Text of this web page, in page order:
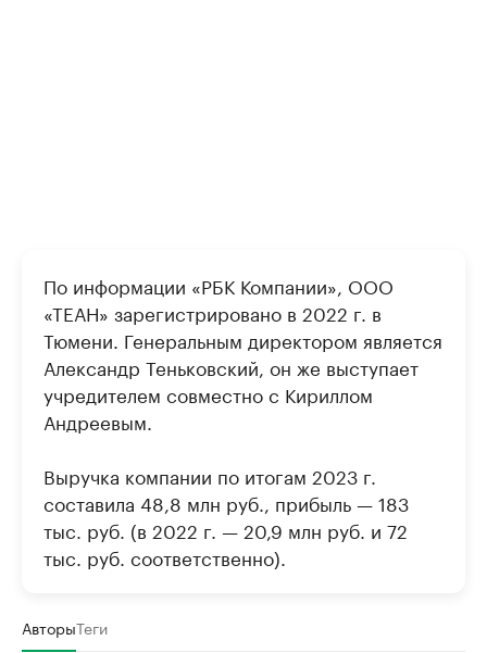
По информации «РБК Компании», ООО
«ТЕАН» зарегистрировано в 2022 г. в
Тюмени. Генеральным директором является
Александр Теньковский, он же выступает
учредителем совместно с Кириллом
Андреевым.
Выручка компании по итогам 2023 г.
составила 48,8 млн руб., прибыль — 183
тыс. руб. (в 2022 г. — 20,9 млн руб. и 72
тыс. руб. соответственно).
АвторыТеги